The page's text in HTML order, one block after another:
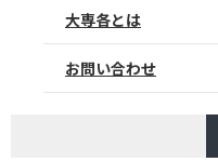
大専各とは
お問い合わせ